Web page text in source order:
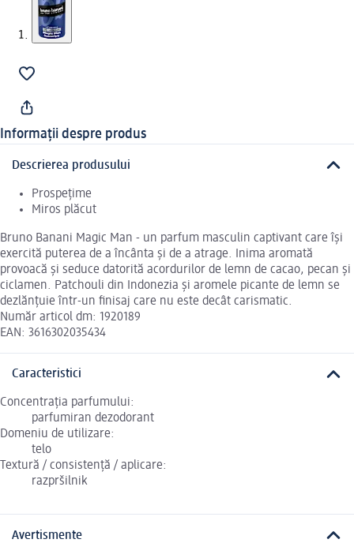
Informații despre produs
Descrierea produsului
Prospețime
Miros plăcut
Bruno Banani Magic Man - un parfum masculin captivant care își
exercită puterea de a încânta și de a atrage. Inima aromată
provoacă și seduce datorită acordurilor de lemn de cacao, pecan și
ciclamen. Patchouli din Indonezia și aromele picante de lemn se
dezlănțuie într-un finisaj care nu este decât carismatic.
Număr articol dm: 1920189
EAN: 3616302035434
Caracteristici
Concentrația parfumului:
parfumiran dezodorant
Domeniu de utilizare:
telo
Textură / consistență / aplicare:
razpršilnik
Avertismente